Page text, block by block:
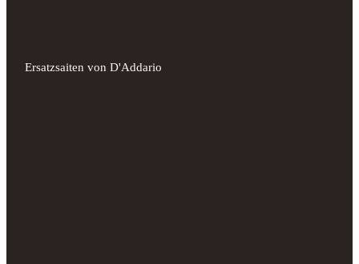
Ersatzsaiten von D'Addario